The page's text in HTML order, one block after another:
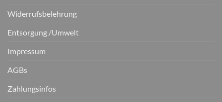
Widerrufsbelehrung
Entsorgung /Umwelt
Impressum
AGBs
Zahlungsinfos